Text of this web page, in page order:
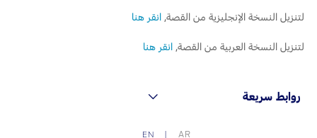
لتنزيل النسخة الإنجليزية من القصة, انقر هنا
لتنزيل النسخة العربية من القصة, انقر هنا
AR
EN
روابط سريعة